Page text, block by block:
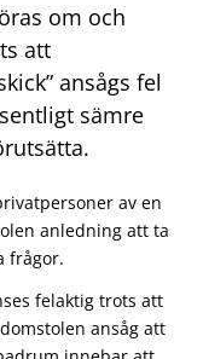
om och
att
ansågs fel
sämre
av en
anledning att ta
frågor.
felaktig trots att
ansåg att